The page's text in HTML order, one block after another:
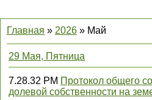
Главная » 2026 » Май
29 Мая, Пятница
7.28.32 PM Протокол общего
долевой собственности на